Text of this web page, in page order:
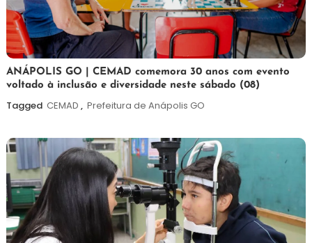
7
de
agosto
Maurilio
ANÁPOLIS GO | CEMAD comemora 30 anos com evento
voltado à inclusão e diversidade neste sábado (08)
Tagged CEMAD , Prefeitura de Anápolis GO